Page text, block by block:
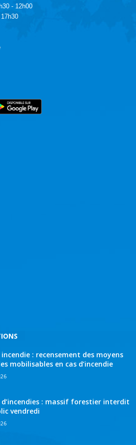
- 12h00
incendie : recensement des moyens
mobilisables en cas d’incendie
d’incendies : massif forestier interdit
vendredi